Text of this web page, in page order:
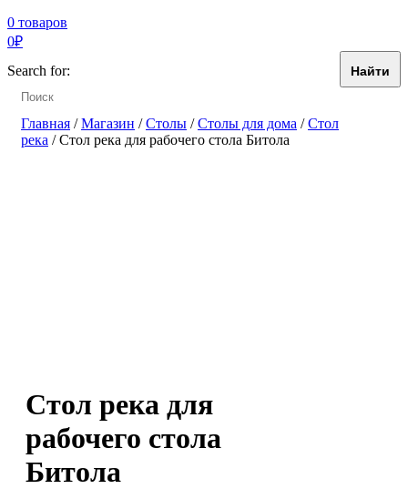
0 товаров
0₽
Search for:
Главная /Магазин /Столы /Столы для дома /Стол
река / Стол река для рабочего стола Битола
Стол река для
рабочего стола
Битола